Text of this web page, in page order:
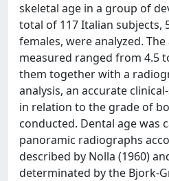
skeletal age in a group of
total of 117 Italian subjects,
females, were analyzed.
measured ranged from 4.5
them together with a
analysis, an accurate
in relation to the grade of
conducted. Dental age was
panoramic radiographs
described by Nolla (1960)
determinated by the Bjork-